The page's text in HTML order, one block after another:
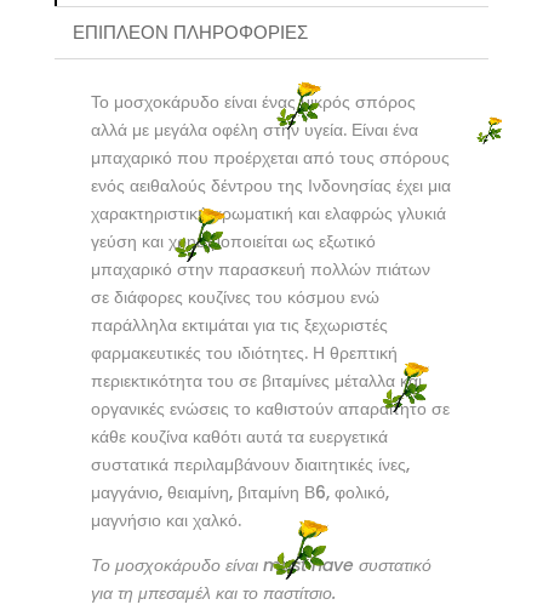
ΕΠΙΠΛΈΟΝ ΠΛΗΡΟΦΟΡΊΕΣ
Το μοσχοκάρυδο είναι ένας μικρός σπόρος
αλλά με μεγάλα οφέλη στην υγεία. Είναι ένα
μπαχαρικό που προέρχεται από τους σπόρους
ενός αειθαλούς δέντρου της Ινδονησίας έχει μια
χαρακτηριστική αρωματική και ελαφρώς γλυκιά
γεύση και χρησιμοποιείται ως εξωτικό
μπαχαρικό στην παρασκευή πολλών πιάτων
σε διάφορες κουζίνες του κόσμου ενώ
παράλληλα εκτιμάται για τις ξεχωριστές
φαρμακευτικές του ιδιότητες. Η θρεπτική
περιεκτικότητα του σε βιταμίνες μέταλλα και
οργανικές ενώσεις το καθιστούν απαραίτητο σε
κάθε κουζίνα καθότι αυτά τα ευεργετικά
συστατικά περιλαμβάνουν διαιτητικές ίνες,
μαγγάνιο, θειαμίνη, βιταμίνη Β6, φολικό,
μαγνήσιο και χαλκό.
Το μοσχοκάρυδο είναι must have συστατικό
για τη μπεσαμέλ και το παστίτσιο.